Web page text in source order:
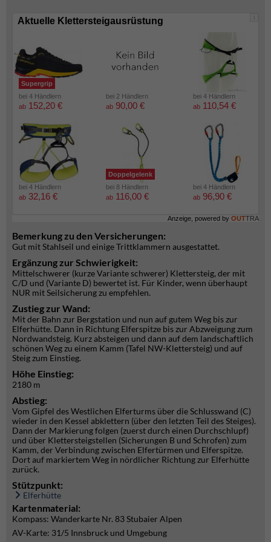
i
Aktuelle Klettersteigausrüstung
Supergrip
bei 4 Händlern
ab 152,20 €
bei 2 Händlern
ab 90,00 €
bei 4 Händlern
ab 110,54 €
bei 4 Händlern
ab 32,16 €
Doppelgelenk
bei 8 Händlern
ab 116,00 €
bei 4 Händlern
ab 96,90 €
Anzeige, powered by OUTTRA
Bemerkung zu den Versicherungen:
Gut mit Stahlseil und einige Trittklammern ausgestattet.
Ergänzung zur Schwierigkeit:
Mittelschwerer (kurze Variante schwerer) Klettersteig, der mit
C/D und (Variante D) bewertet ist. Für Kinder, wenn überhaupt
NUR mit Seilsicherung zu empfehlen.
Zustieg zur Wand:
Mit der Bahn zur Bergstation und nun auf gutem Weg bis zur
Elferhütte. Dann in Richtung Elferspitze bis zur Abzweigung zum
Nordwandsteig. Kurz absteigen und dann auf dem landschaftlich
schönen Weg zu einem Kamm (Tafel NW-Klettersteig) und auf
Steig zum Einstieg.
Höhe Einstieg:
2180 m
Abstieg:
Vom Gipfel des Westlichen Elferturms über die Schlusswand (C)
wieder in den Kessel abklettern (über den letzten Teil des Steiges).
Dann der Markierung folgen (zuerst durch einen Durchschlupf)
und über Klettersteigstellen (Sicherungen B und Schrofen) zum
Kamm, der Verbindung zwischen Elfertürmen und Elferspitze.
Dort auf markiertem Weg in nördlicher Richtung zur Elferhütte
zurück.
Stützpunkt:
Elferhütte
Kartenmaterial:
Kompass: Wanderkarte Nr. 83 Stubaier Alpen
AV-Karte: 31/5 Innsbruck und Umgebung